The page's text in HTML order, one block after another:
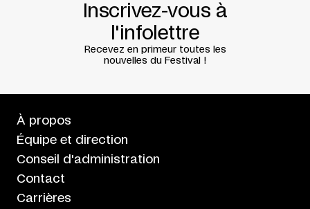
Inscrivez-vous à
l'infolettre
Recevez en primeur toutes les
nouvelles du Festival !
À propos
Équipe et direction
Conseil d'administration
Contact
Carrières